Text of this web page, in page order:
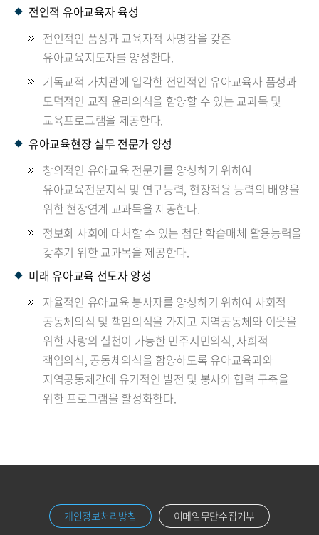
전인적 유아교육자 육성
전인적인 품성과 교육자적 사명감을 갖춘
유아교육지도자를 양성한다.
기독교적 가치관에 입각한 전인적인 유아교육자 품성과
도덕적인 교직 윤리의식을 함양할 수 있는 교과목 및
교육프로그램을 제공한다.
유아교육현장 실무 전문가 양성
창의적인 유아교육 전문가를 양성하기 위하여
유아교육전문지식 및 연구능력, 현장적용 능력의 배양을
위한 현장연계 교과목을 제공한다.
정보화 사회에 대처할 수 있는 첨단 학습매체 활용능력을
갖추기 위한 교과목을 제공한다.
미래 유아교육 선도자 양성
자율적인 유아교육 봉사자를 양성하기 위하여 사회적
공동체의식 및 책임의식을 가지고 지역공동체와 이웃을
위한 사랑의 실천이 가능한 민주시민의식, 사회적
책임의식, 공동체의식을 함양하도록 유아교육과와
지역공동체간에 유기적인 발전 및 봉사와 협력 구축을
위한 프로그램을 활성화한다.
개인정보처리방침 이메일무단수집거부